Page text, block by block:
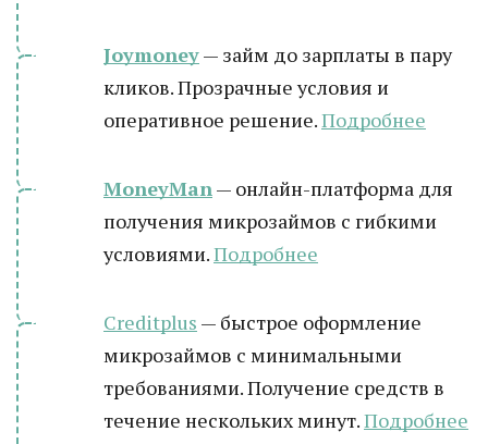
Joymoney— займ до зарплаты в пару
кликов. Прозрачные условия и
оперативное решение.Подробнее
MoneyMan— онлайн-платформа для
получения микрозаймов с гибкими
условиями.Подробнее
Creditplus — быстрое оформление
микрозаймов с минимальными
требованиями. Получение средств в
течение нескольких минут.Подробнее